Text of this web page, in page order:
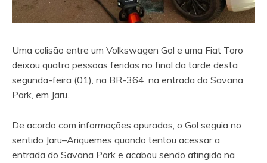
Uma colisão entre um Volkswagen Gol e uma Fiat Toro
deixou quatro pessoas feridas no final da tarde desta
segunda-feira (01), na BR-364, na entrada do Savana
Park, em Jaru.
De acordo com informações apuradas, o Gol seguia no
sentido Jaru–Ariquemes quando tentou acessar a
entrada do Savana Park e acabou sendo atingido na